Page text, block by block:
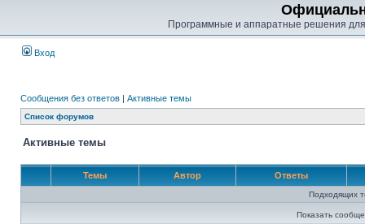
Программные и аппаратные решения
Вход
Сообщения без ответов | Активные темы
Список форумов
Активные темы
Темы Автор Ответы
Подходящих
Показать